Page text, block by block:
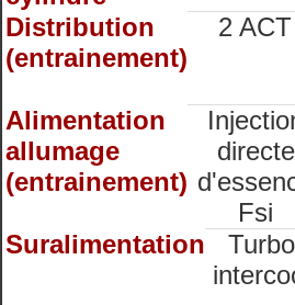
Distribution
(entrainement)
2 ACT
Alimentation
allumage
(entrainement)
directe
Fsi
Suralimentation